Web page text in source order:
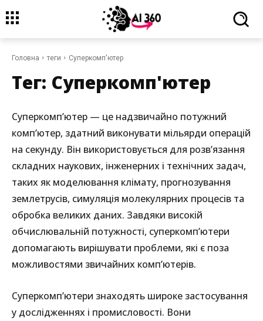
Головна теги Суперкомп'ютер
Тег: Суперкомп'ютер
Суперкомп’ютер — це надзвичайно потужний
комп’ютер, здатний виконувати мільярди операцій
на секунду. Він використовується для розв’язання
складних наукових, інженерних і технічних задач,
таких як моделювання клімату, прогнозування
землетрусів, симуляція молекулярних процесів та
обробка великих даних. Завдяки високій
обчислювальній потужності, суперкомп’ютери
допомагають вирішувати проблеми, які є поза
можливостями звичайних комп’ютерів.
Суперкомп’ютери знаходять широке застосування
у дослідженнях і промисловості. Вони